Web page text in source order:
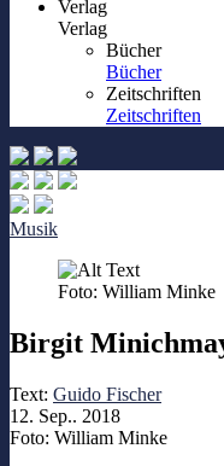
Verlag
Verlag
Bücher
Bücher
Zeitschriften
Zeitschriften
Musik
Foto: William Minke
Birgit
Text: Guido Fischer
12. Sep.. 2018
Foto: William Minke